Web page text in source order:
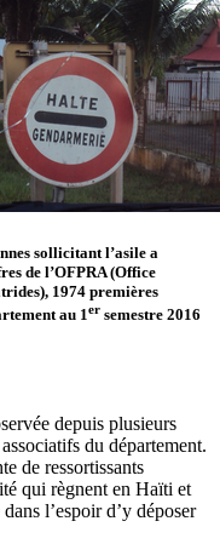
sollicitant l’asile a
de l’OFPRA (Office
1974 premières
au 1er semestre 2016
depuis plusieurs
du département.
de ressortissants
qui règnent en Haïti et
l’espoir d’y déposer